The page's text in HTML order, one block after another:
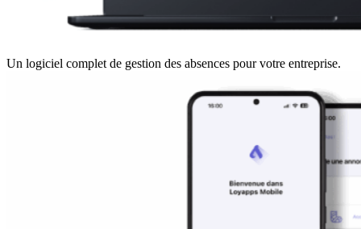
Un logiciel complet de gestion des absences pour votre entreprise.